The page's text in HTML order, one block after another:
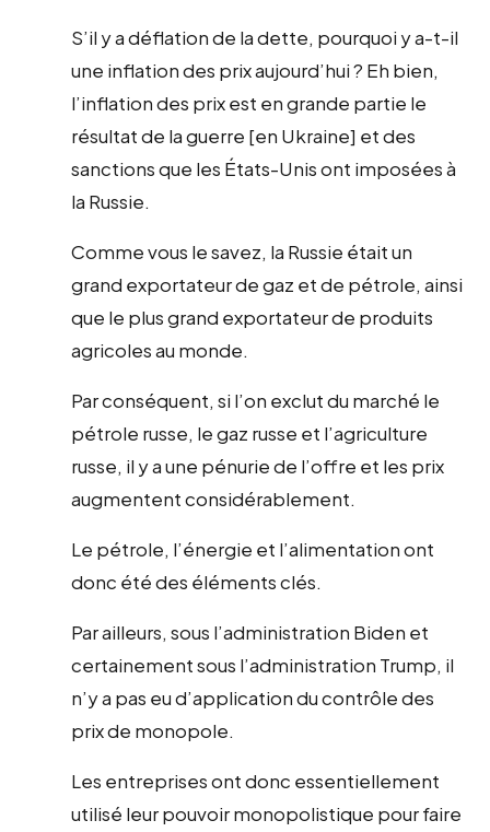
S’il y a déflation de la dette, pourquoi y a-t-il
une inflation des prix aujourd’hui ? Eh bien,
l’inflation des prix est en grande partie le
résultat de la guerre [en Ukraine] et des
sanctions que les États-Unis ont imposées à
la Russie.
Comme vous le savez, la Russie était un
grand exportateur de gaz et de pétrole, ainsi
que le plus grand exportateur de produits
agricoles au monde.
Par conséquent, si l’on exclut du marché le
pétrole russe, le gaz russe et l’agriculture
russe, il y a une pénurie de l’offre et les prix
augmentent considérablement.
Le pétrole, l’énergie et l’alimentation ont
donc été des éléments clés.
Par ailleurs, sous l’administration Biden et
certainement sous l’administration Trump, il
n’y a pas eu d’application du contrôle des
prix de monopole.
Les entreprises ont donc essentiellement
utilisé leur pouvoir monopolistique pour faire